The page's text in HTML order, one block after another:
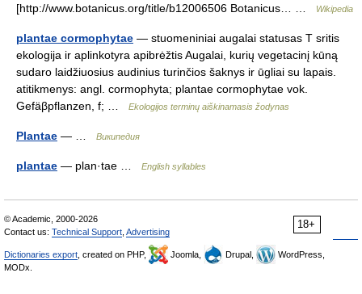
[http://www.botanicus.org/title/b12006506 Botanicus… …
Wikipedia
plantae cormophytae — stuomeniniai augalai statusas T sritis
ekologija ir aplinkotyra apibrėžtis Augalai, kurių vegetacinį kūną
sudaro laidžiuosius audinius turinčios šaknys ir ūgliai su lapais.
atitikmenys: angl. cormophyta; plantae cormophytae vok.
Gefäβpflanzen, f; …
Ekologijos terminų aiškinamasis žodynas
Plantae — … Википедия
plantae — plan·tae … English syllables
18+
© Academic, 2000-2026
Contact us: Technical Support Advertising
Dictionaries export , created on PHP, Joomla, Drupal,
WordPress,
MODx.